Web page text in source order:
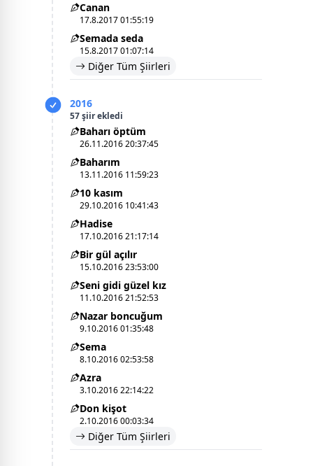
Canan
17.8.2017 01:55:19
Semada seda
15.8.2017 01:07:14
Diğer Tüm Şiirleri
2016
57 şiir ekledi
Baharı öptüm
26.11.2016 20:37:45
Baharım
13.11.2016 11:59:23
10 kasım
29.10.2016 10:41:43
Hadise
17.10.2016 21:17:14
Bir gül açılır
15.10.2016 23:53:00
Seni gidi güzel kız
11.10.2016 21:52:53
Nazar boncuğum
9.10.2016 01:35:48
Sema
8.10.2016 02:53:58
Azra
3.10.2016 22:14:22
Don kişot
2.10.2016 00:03:34
Diğer Tüm Şiirleri